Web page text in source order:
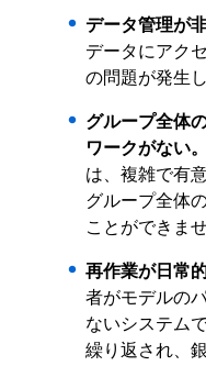
データ管理が
データにアク
の問題が発生し
グループ全体
ワークがない。
は、複雑で有
グループ全体
ことができませ
再作業が日常
者がモデルの
ないシステム
繰り返され、